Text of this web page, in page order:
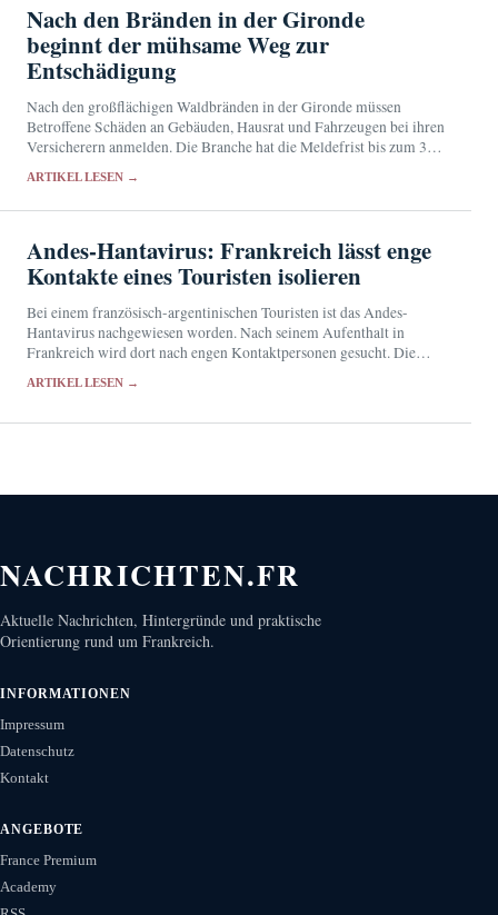
Nach den Bränden in der Gironde
beginnt der mühsame Weg zur
Entschädigung
Nach den großflächigen Waldbränden in der Gironde müssen
Betroffene Schäden an Gebäuden, Hausrat und Fahrzeugen bei ihren
Versicherern anmelden. Die Branche hat die Meldefrist bis zum 31.
ARTIKEL LESEN →
Andes-Hantavirus: Frankreich lässt enge
Kontakte eines Touristen isolieren
Bei einem französisch-argentinischen Touristen ist das Andes-
Hantavirus nachgewiesen worden. Nach seinem Aufenthalt in
Frankreich wird dort nach engen Kontaktpersonen gesucht. Die
ARTIKEL LESEN →
NACHRICHTEN.FR
Aktuelle Nachrichten, Hintergründe und praktische
Orientierung rund um Frankreich.
INFORMATIONEN
Impressum
Datenschutz
Kontakt
ANGEBOTE
France Premium
Academy